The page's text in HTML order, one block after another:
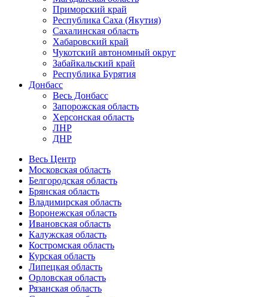
Приморский край
Республика Саха (Якутия)
Сахалинская область
Хабаровский край
Чукотский автономный округ
Забайкальский край
Республика Бурятия
Донбасс
Весь Донбасс
Запорожская область
Херсонская область
ЛНР
ДНР
Весь Центр
Московская область
Белгородская область
Брянская область
Владимирская область
Воронежская область
Ивановская область
Калужская область
Костромская область
Курская область
Липецкая область
Орловская область
Рязанская область